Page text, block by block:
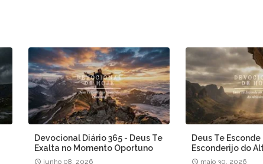
Devocional Diário 365 - Deus Te
Exalta no Momento Oportuno
junho 08, 2026
Deus Te Esconde
Esconderijo do
maio 30, 2026